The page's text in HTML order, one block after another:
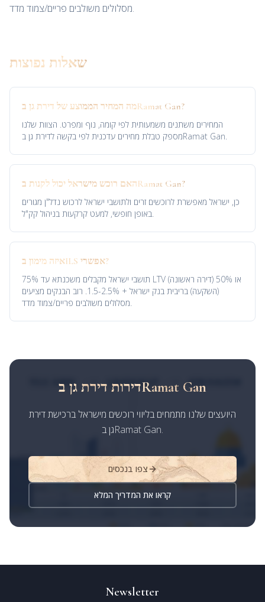
מסלולים משולבים פריים/צמוד מדד.
שאלות נפוצות
מה המחיר הממוצע של דירת גן בRamat Gan?
המחירים משתנים משמעותית לפי קומה, נוף ומפרט. הצוות שלנו
מספק טבלת מחירים עדכנית לפי בקשה לדירת גן בRamat Gan.
האם רוכש מישראל יכול לקנות בRamat Gan?
כן, ישראל מאפשרת לרוכשים זרים ולתושבי ישראל לרכוש נדל"ן מגורים
באופן חופשי, למעט קרקעות בניהול קק"ל.
איזה מימון בILS אפשרי?
תושבי ישראל מקבלים משכנתא עד 75% LTV (דירה ראשונה) או 50%
(השקעה) בריבית בנק ישראל + 1.5-2.5%. רוב הבנקים מציעים
מסלולים משולבים פריים/צמוד מדד.
דירות דירת גן בRamat Gan
היועצים שלנו מתמחים בליווי רוכשים מישראל ברכישת דירת
גן בRamat Gan.
צפו בנכסים
קראו את המדריך המלא
Newsletter